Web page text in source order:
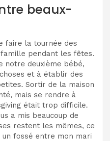
beaux-
faire la tournée des
pendant les fêtes.
notre deuxième bébé,
et à établir des
Sortir de la maison
mais se rendre à
était trop difficile.
a mis beaucoup de
restent les mêmes, ce
fossé entre mon mari